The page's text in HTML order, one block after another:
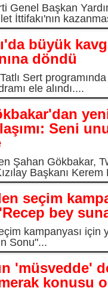
Genel Başkan
İttifakı'nın
büyük
döndü
Sert
ele alındı....
Seni
Şahan Gökbakar,
Başkanı Kerem
seçim
bey
kampanyası için
Sonu"...
'müsvedde'
konusu